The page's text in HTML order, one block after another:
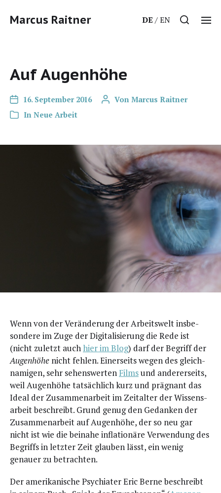
Marcus Raitner DE EN
Auf Augenhöhe
16. September 2016 Von Marcus Raitner
In Neue Arbeit
Wenn von der Ver­än­de­rung der Arbeits­welt ins­be­
son­de­re im Zuge der Digi­ta­li­sie­rung die Rede ist
(nicht zuletzt auch hier im Blog) darf der Begriff der
Augen­hö­he nicht feh­len. Einer­seits wegen des gleich­
na­mi­gen, sehr sehens­wer­ten Filmsund ande­rer­seits,
weil Augen­hö­he tat­säch­lich kurz und prä­gnant das
Ide­al der Zusam­men­ar­beit im Zeit­al­ter der Wis­sens­
ar­beit beschreibt. Grund genug den Gedan­ken der
Zusam­men­ar­beit auf Augen­hö­he, der so neu gar
nicht ist wie die bei­na­he infla­tio­nä­re Ver­wen­dung des
Begriffs in letz­ter Zeit glau­ben lässt, ein wenig
genau­er zu betrachten.
Der ame­ri­ka­ni­sche Psych­ia­ter Eric Ber­ne beschreibt